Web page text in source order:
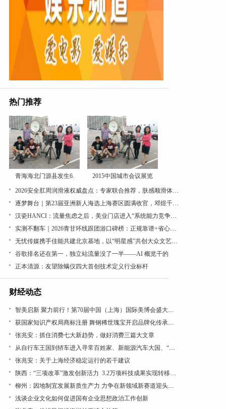
热门推荐
青海海北门源县发生6. 2015中国城市会议展览
谷歌排名还在第一，独立站流量没了一半——AI 概览干的
正本清源：友望除螨仪四大首创技术定义行业标杆
财经动态
张兆安：抓住消费七大新趋势，做好消费三篇大文章
张兆安：关于上海经济稳定运行的若干建议
浅谈企业文化如何促进国有企业思想政治工作创新